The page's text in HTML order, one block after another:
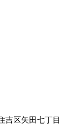
吉区矢田七丁目